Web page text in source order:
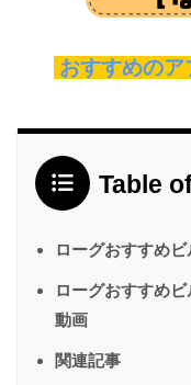
おすすめのア
Table
ローグおすすめビ
ローグおすすめ
動画
関連記事